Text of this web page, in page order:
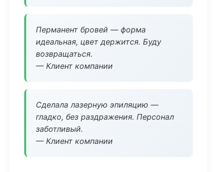
Перманент бровей — форма
идеальная, цвет держится. Буду
возвращаться.
— Клиент компании
Сделала лазерную эпиляцию —
гладко, без раздражения. Персонал
заботливый.
— Клиент компании